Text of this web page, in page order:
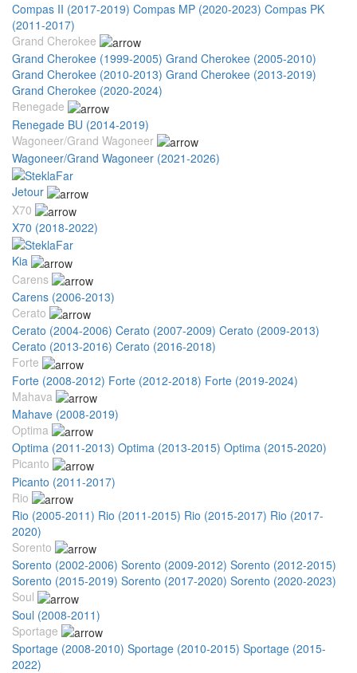
Compas II (2017-2019) Compas MP (2020-2023) Compas PK
(2011-2017)
Grand Cherokee
Grand Cherokee (1999-2005) Grand Cherokee (2005-2010)
Grand Cherokee (2010-2013) Grand Cherokee (2013-2019)
Grand Cherokee (2020-2024)
Renegade
Renegade BU (2014-2019)
Wagoneer/Grand Wagoneer
Wagoneer/Grand Wagoneer (2021-2026)
Jetour
X70
X70 (2018-2022)
Kia
Carens
Carens (2006-2013)
Cerato
Cerato (2004-2006) Cerato (2007-2009) Cerato (2009-2013)
Cerato (2013-2016) Cerato (2016-2018)
Forte
Forte (2008-2012) Forte (2012-2018) Forte (2019-2024)
Mahava
Mahave (2008-2019)
Optima
Optima (2011-2013) Optima (2013-2015) Optima (2015-2020)
Picanto
Picanto (2011-2017)
Rio
Rio (2005-2011) Rio (2011-2015) Rio (2015-2017) Rio (2017-
2020)
Sorento
Sorento (2002-2006) Sorento (2009-2012) Sorento (2012-2015)
Sorento (2015-2019) Sorento (2017-2020) Sorento (2020-2023)
Soul
Soul (2008-2011)
Sportage
Sportage (2008-2010) Sportage (2010-2015) Sportage (2015-
2022)